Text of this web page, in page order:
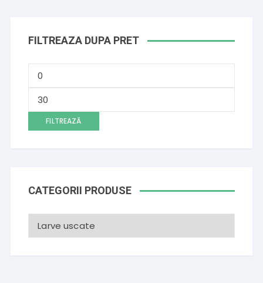
FILTREAZA DUPA PRET
Preț
Preț
maxim
FILTREAZĂ
CATEGORII PRODUSE